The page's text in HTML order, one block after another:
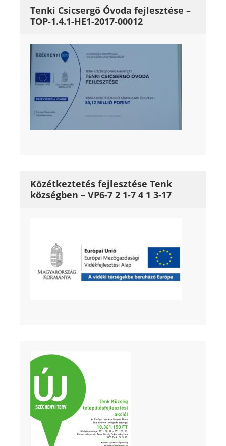
Tenki Csicsergő Óvoda fejlesztése –
TOP-1.4.1-HE1-2017-00012
Közétkeztetés fejlesztése Tenk
községben – VP6-7 2 1-7 4 1 3-17